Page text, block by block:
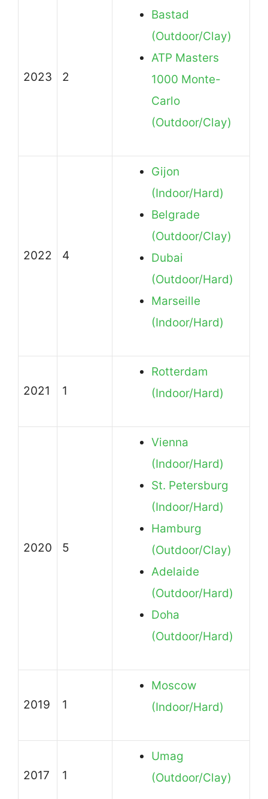
2023 2
Bastad
(Outdoor/Clay)
ATP Masters
1000 Monte-
Carlo
(Outdoor/Clay)
2022 4
Gijon
(Indoor/Hard)
Belgrade
(Outdoor/Clay)
Dubai
(Outdoor/Hard)
Marseille
(Indoor/Hard)
2021 1
Rotterdam
(Indoor/Hard)
2020 5
Vienna
(Indoor/Hard)
St. Petersburg
(Indoor/Hard)
Hamburg
(Outdoor/Clay)
Adelaide
(Outdoor/Hard)
Doha
(Outdoor/Hard)
2019 1
Moscow
(Indoor/Hard)
2017 1
Umag
(Outdoor/Clay)